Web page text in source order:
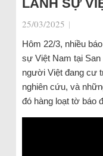
LÃNH SỰ
25/03/2025 |
Hôm 22/3, nhiều
sự Việt Nam tại San
người Việt đang cư
nghiên cứu, và
đó hàng loạt tờ báo